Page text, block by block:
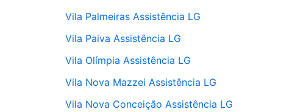
Vila Palmeiras Assistência LG
Vila Paiva Assistência LG
Vila Olímpia Assistência LG
Vila Nova Mazzei Assistência LG
Vila Nova Conceição Assistência LG